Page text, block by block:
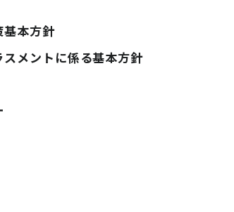
基本方針
メントに係る基本方針